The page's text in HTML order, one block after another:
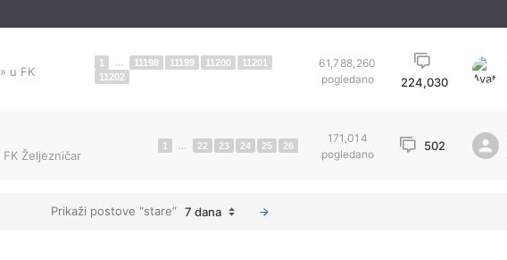
» u FK
1 ... 11198 11199 11200
11201
11202
61,788,260
pogledano
224,030
FK Željezničar
1 ... 22 23 24 25 26
171,014
pogledano
502
Prikaži postove “stare” 7 dana